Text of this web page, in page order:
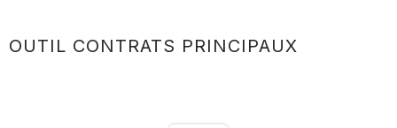
OUTIL CONTRATS PRINCIPAUX